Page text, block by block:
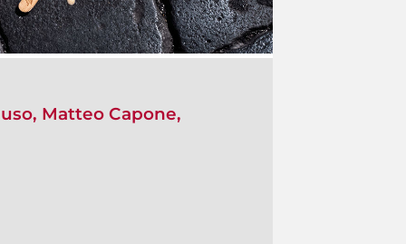
Matteo Capone,